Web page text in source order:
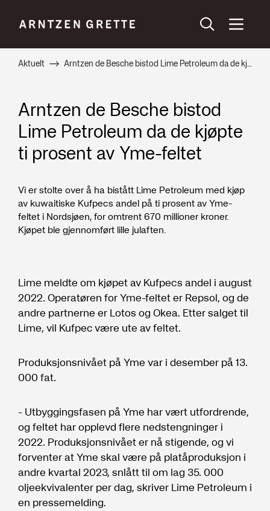
Aktuelt Arntzen de Besche bistod Lime Petroleum da de kjøpte ti prosent av Yme-feltet
Arntzen de Besche bistod
Lime Petroleum da de kjøpte
ti prosent av Yme-feltet
Vi er stolte over å ha bistått Lime Petroleum med kjøp
av kuwaitiske Kufpecs andel på ti prosent av Yme-
feltet i Nordsjøen, for omtrent 670 millioner kroner.
Kjøpet ble gjennomført lille julaften.
Lime meldte om kjøpet av Kufpecs andel i august
2022. Operatøren for Yme-feltet er Repsol, og de
andre partnerne er Lotos og Okea. Etter salget til
Lime, vil Kufpec være ute av feltet.
Produksjonsnivået på Yme var i desember på 13.
000 fat.
- Utbyggingsfasen på Yme har vært utfordrende,
og feltet har opplevd flere nedstengninger i
2022. Produksjonsnivået er nå stigende, og vi
forventer at Yme skal være på platåproduksjon i
andre kvartal 2023, snlått til om lag 35. 000
oljeekvivalenter per dag, skriver Lime Petroleum i
en pressemelding.